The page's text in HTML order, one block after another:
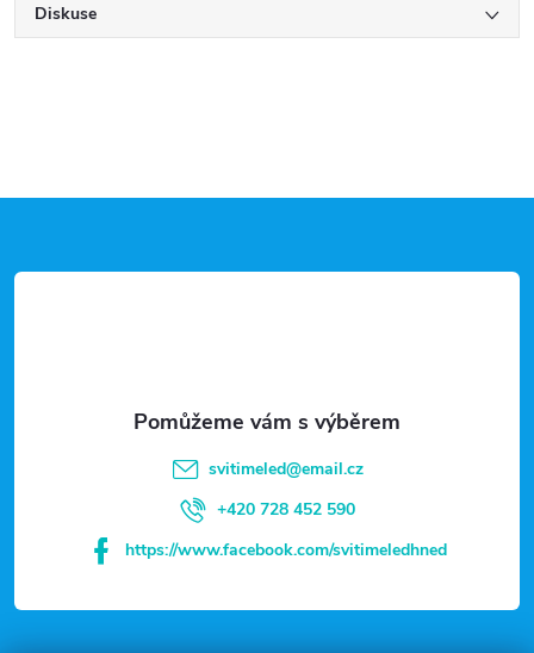
Diskuse
á
svitimeled@email.cz
+420 728 452 590
https://www.facebook.com/svitimeledhned